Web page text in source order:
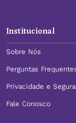
Institucional
Sobre Nós
Perguntas
Privacidade e
Fale Conosco